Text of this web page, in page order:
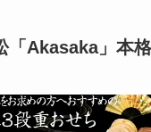
Akasaka」本